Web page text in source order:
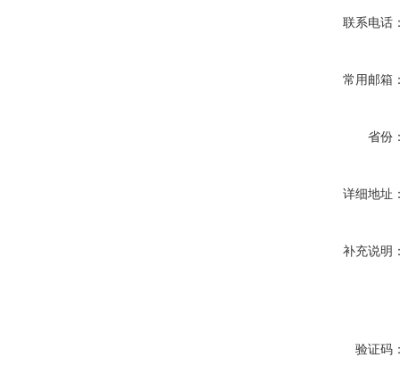
联系电话
常用邮箱
省份
详细地址
补充说明
验证码